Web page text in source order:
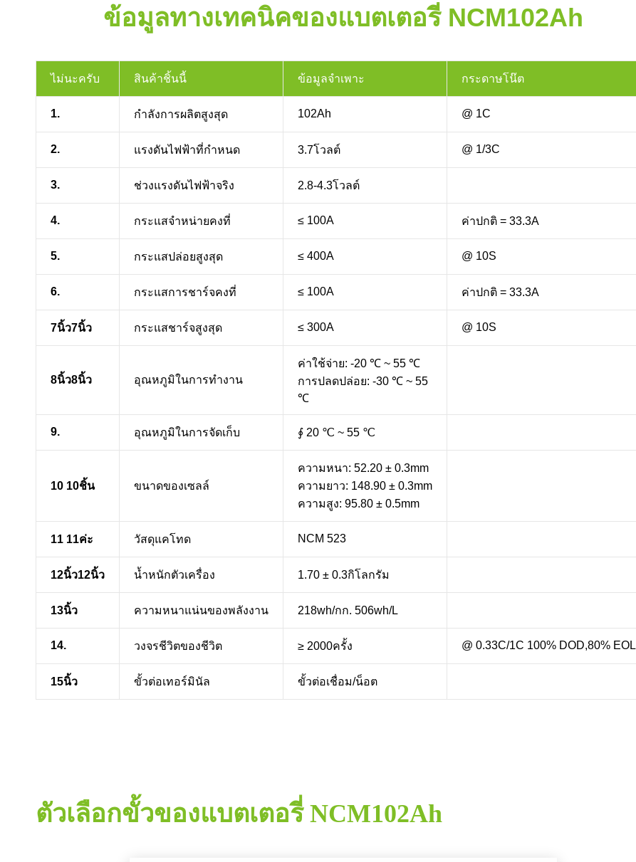
ข้อมูลทางเทคนิคของแบตเตอรี่ NCM102Ah
ไม่นะครับ สินค้าชิ้นนี้ ข้อมูลจำเพาะ กระดาษโน๊ต
1. กำลังการผลิตสูงสุด 102Ah @ 1C
2. แรงดันไฟฟ้าที่กำหนด 3.7โวลต์ @ 1/3C
3. ช่วงแรงดันไฟฟ้าจริง 2.8-4.3โวลต์
4. กระแสจำหน่ายคงที่ ≤ 100A ค่าปกติ = 33.3A
5. กระแสปล่อยสูงสุด ≤ 400A @ 10S
6. กระแสการชาร์จคงที่ ≤ 100A ค่าปกติ = 33.3A
7นิ้ว7นิ้ว กระแสชาร์จสูงสุด ≤ 300A @ 10S
8นิ้ว8นิ้ว อุณหภูมิในการทำงาน
ค่าใช้จ่าย: -20 ℃ ~ 55 ℃
การปลดปล่อย: -30 ℃ ~ 55
℃
9. อุณหภูมิในการจัดเก็บ ∮ 20 ℃ ~ 55 ℃
10 10ชิ้น ขนาดของเซลล์
ความหนา: 52.20 ± 0.3mm
ความยาว: 148.90 ± 0.3mm
ความสูง: 95.80 ± 0.5mm
11 11ค่ะ วัสดุแคโทด NCM 523
12นิ้ว12นิ้ว น้ำหนักตัวเครื่อง 1.70 ± 0.3กิโลกรัม
13นิ้ว ความหนาแน่นของพลังงาน 218wh/กก. 506wh/L
14. วงจรชีวิตของชีวิต ≥ 2000ครั้ง @ 0.33C/1C 100% DOD,80% EOL
15นิ้ว ขั้วต่อเทอร์มินัล ขั้วต่อเชื่อม/น็อต
ตัวเลือกขั้วของแบตเตอรี่ NCM102Ah